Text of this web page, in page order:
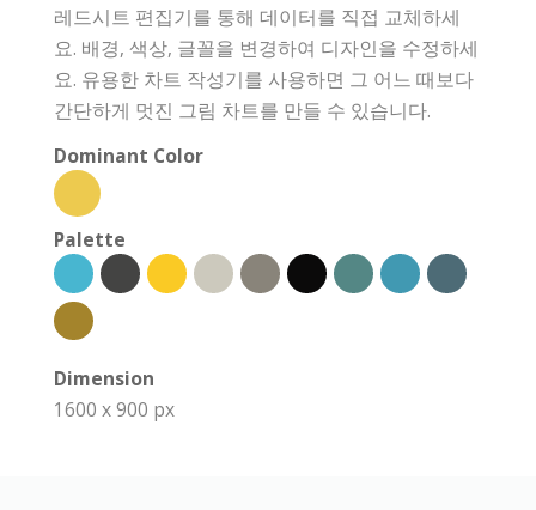
레드시트 편집기를 통해 데이터를 직접 교체하세
요. 배경, 색상, 글꼴을 변경하여 디자인을 수정하세
요. 유용한 차트 작성기를 사용하면 그 어느 때보다
간단하게 멋진 그림 차트를 만들 수 있습니다.
Dominant Color
Palette
Dimension
1600 x 900 px